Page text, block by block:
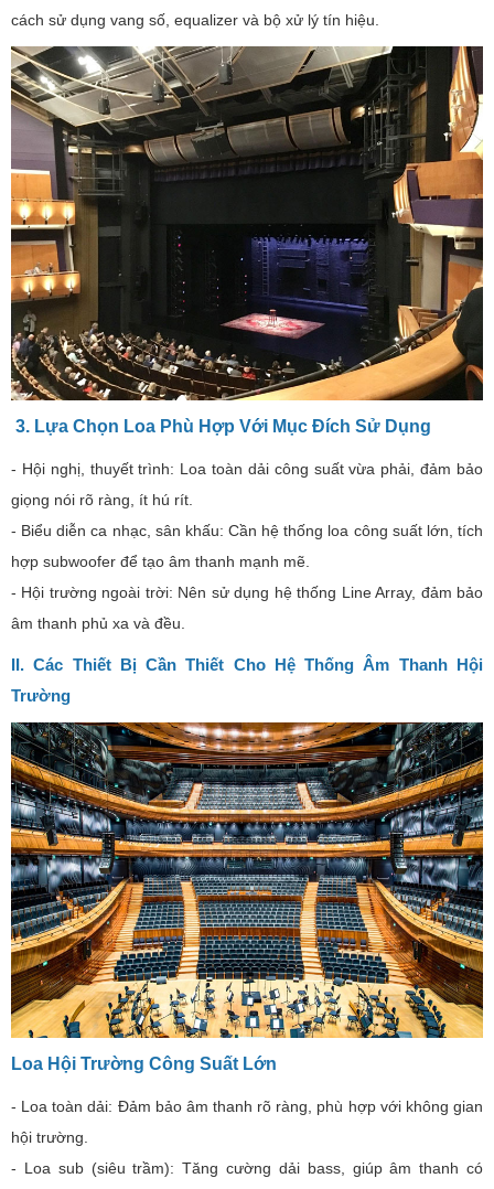
cách sử dụng vang số, equalizer và bộ xử lý tín hiệu.
3. Lựa Chọn Loa Phù Hợp Với Mục Đích Sử Dụng
- Hội nghị, thuyết trình: Loa toàn dải công suất vừa phải, đảm bảo
giọng nói rõ ràng, ít hú rít.
- Biểu diễn ca nhạc, sân khấu: Cần hệ thống loa công suất lớn, tích
hợp subwoofer để tạo âm thanh mạnh mẽ.
- Hội trường ngoài trời: Nên sử dụng hệ thống Line Array, đảm bảo
âm thanh phủ xa và đều.
II. Các Thiết Bị Cần Thiết Cho Hệ Thống Âm Thanh Hội
Trường
Loa Hội Trường Công Suất Lớn
- Loa toàn dải: Đảm bảo âm thanh rõ ràng, phù hợp với không gian
hội trường.
- Loa sub (siêu trầm): Tăng cường dải bass, giúp âm thanh có